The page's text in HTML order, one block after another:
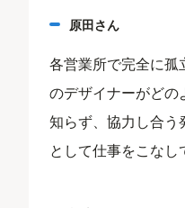
原田さん
各営業所で完全に
のデザイナーがどの
知らず、協力し合う
として仕事をこなし